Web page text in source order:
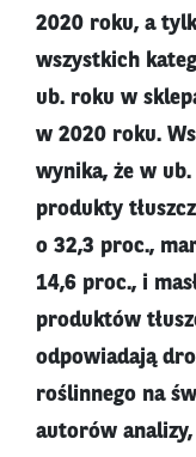
2020 roku, a
wszystkich
ub. roku w
w 2020 roku.
wynika, że w
produkty
o 32,3 proc.,
14,6 proc., i
produktów
odpowiadają
roślinnego na
autorów